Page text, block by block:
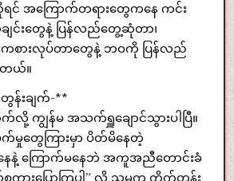
အကြောက်တရားတွေကနေ ကင်း
ချင်းတွေနဲ့ ပြန်လည်တွေ့ဆုံတာ၊
ကစားလုပ်တာတွေနဲ့ ဘဝကို ပြန်လည်
ယ်။
းချက်-**
ကျွန်မ အသက်ရှူချောင်သွားပါပြီ။
မှုတွေကြားမှာ ပိတ်မိနေတဲ့
ေနဲ့ ကြောက်မနေဘဲ အကူအညီတောင်းခံ
ားပြောကြပါ” လို့ သူမက တိုက်တွန်း